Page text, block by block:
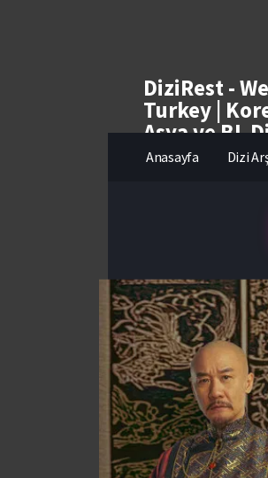
DiziRest -
Turkey |
Asya ve BL
izle
Anasayfa Dizi